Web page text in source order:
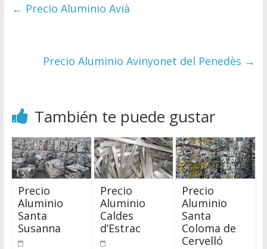
← Precio Aluminio Avià
Precio Aluminio Avinyonet del Penedès →
También te puede gustar
Precio
Aluminio
Santa
Susanna
Precio
Aluminio
Caldes
d’Estrac
Precio
Aluminio
Santa
Coloma de
Cervelló